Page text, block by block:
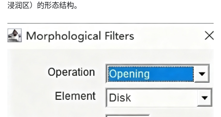
浸润区）的形态结构。